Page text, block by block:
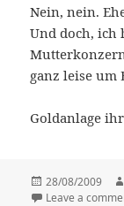
Nein, nein.
Und doch, ich
ganz leise um
Goldanlage
Posted
on
28/08/2009
Leave a